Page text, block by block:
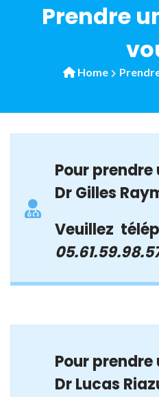
Prendre
Home
Pour prendre
Dr Gilles
Veuillez
Pour prendre
Dr Lucas